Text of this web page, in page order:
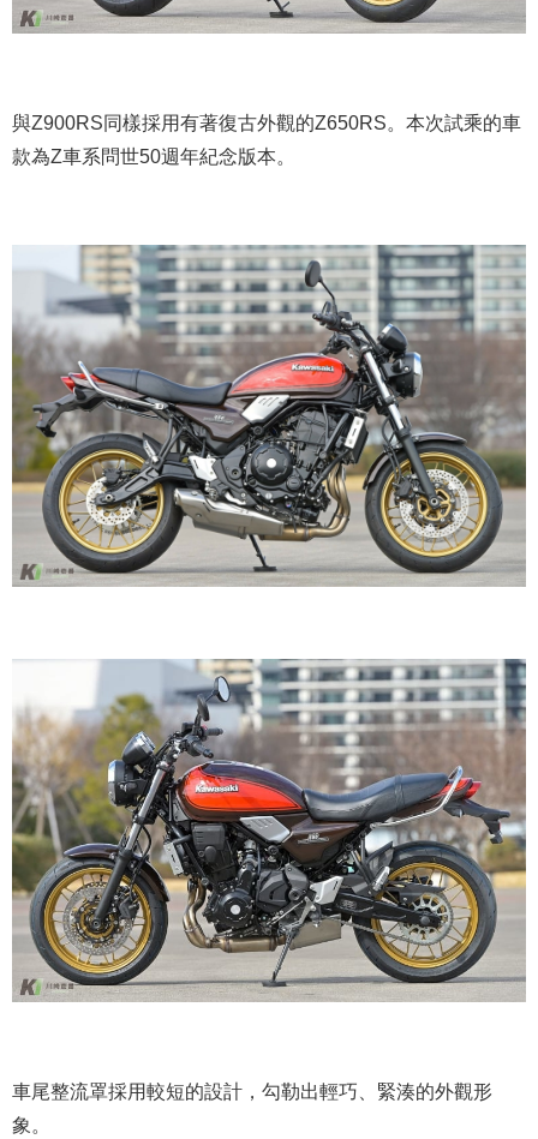
與Z900RS同樣採用有著復古外觀的Z650RS。本次試乘的車
款為Z車系問世50週年紀念版本。
車尾整流罩採用較短的設計，勾勒出輕巧、緊湊的外觀形
象。